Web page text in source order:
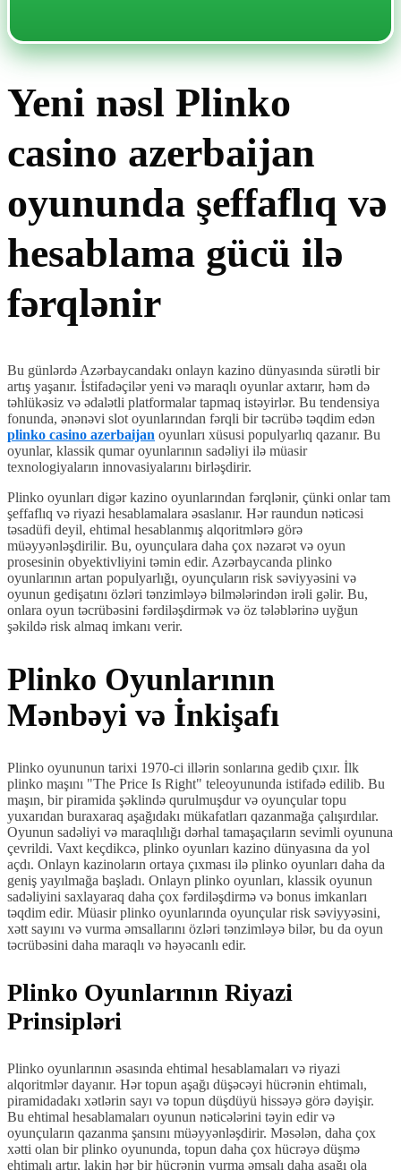
Yeni nəsl Plinko
casino azerbaijan
oyununda şeffaflıq və
hesablama gücü ilə
fərqlənir
Bu günlərdə Azərbaycandakı onlayn kazino dünyasında sürətli bir
artış yaşanır. İstifadəçilər yeni və maraqlı oyunlar axtarır, həm də
təhlükəsiz və ədalətli platformalar tapmaq istəyirlər. Bu tendensiya
fonunda, ənənəvi slot oyunlarından fərqli bir təcrübə təqdim edən
plinko casino azerbaijan oyunları xüsusi populyarlıq qazanır. Bu
oyunlar, klassik qumar oyunlarının sadəliyi ilə müasir
texnologiyaların innovasiyalarını birləşdirir.
Plinko oyunları digər kazino oyunlarından fərqlənir, çünki onlar tam
şeffaflıq və riyazi hesablamalara əsaslanır. Hər raundun nəticəsi
təsadüfi deyil, ehtimal hesablanmış alqoritmlərə görə
müəyyənləşdirilir. Bu, oyunçulara daha çox nəzarət və oyun
prosesinin obyektivliyini təmin edir. Azərbaycanda plinko
oyunlarının artan populyarlığı, oyunçuların risk səviyyəsini və
oyunun gedişatını özləri tənzimləyə bilmələrindən irəli gəlir. Bu,
onlara oyun təcrübəsini fərdiləşdirmək və öz tələblərinə uyğun
şəkildə risk almaq imkanı verir.
Plinko Oyunlarının
Mənbəyi və İnkişafı
Plinko oyununun tarixi 1970-ci illərin sonlarına gedib çıxır. İlk
plinko maşını "The Price Is Right" teleoyununda istifadə edilib. Bu
maşın, bir piramida şəklində qurulmuşdur və oyunçular topu
yuxarıdan buraxaraq aşağıdakı mükafatları qazanmağa çalışırdılar.
Oyunun sadəliyi və maraqlılığı dərhal tamaşaçıların sevimli oyununa
çevrildi. Vaxt keçdikcə, plinko oyunları kazino dünyasına da yol
açdı. Onlayn kazinoların ortaya çıxması ilə plinko oyunları daha da
geniş yayılmağa başladı. Onlayn plinko oyunları, klassik oyunun
sadəliyini saxlayaraq daha çox fərdiləşdirmə və bonus imkanları
təqdim edir. Müasir plinko oyunlarında oyunçular risk səviyyəsini,
xətt sayını və vurma əmsallarını özləri tənzimləyə bilər, bu da oyun
təcrübəsini daha maraqlı və həyəcanlı edir.
Plinko Oyunlarının Riyazi
Prinsipləri
Plinko oyunlarının əsasında ehtimal hesablamaları və riyazi
alqoritmlər dayanır. Hər topun aşağı düşəcəyi hücrənin ehtimalı,
piramidadakı xətlərin sayı və topun düşdüyü hissəyə görə dəyişir.
Bu ehtimal hesablamaları oyunun nəticələrini təyin edir və
oyunçuların qazanma şansını müəyyənləşdirir. Məsələn, daha çox
xətti olan bir plinko oyununda, topun daha çox hücrəyə düşmə
ehtimalı artır, lakin hər bir hücrənin vurma əmsalı daha aşağı ola